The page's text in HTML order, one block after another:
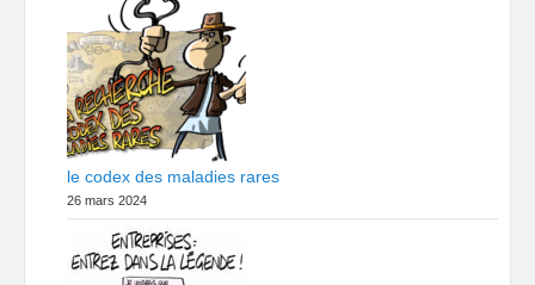
le codex des maladies rares
26 mars 2024